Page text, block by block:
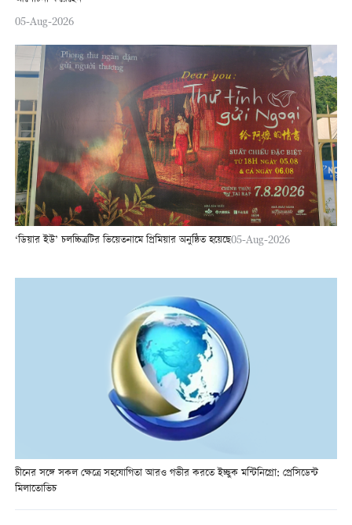
05-Aug-2026
‘ডিয়ার ইউ’ চলচ্চিত্রটির ভিয়েতনামে প্রিমিয়ার অনুষ্ঠিত হয়েছে05-Aug-2026
চীনের সঙ্গে সকল ক্ষেত্রে সহযোগিতা আরও গভীর করতে ইচ্ছুক মন্টিনিগ্রো: প্রেসিডেন্ট
মিলাতোভিচ